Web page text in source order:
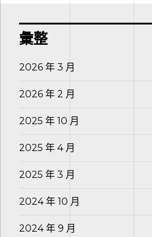
彙整
2026 年 3 月
2026 年 2 月
2025 年 10 月
2025 年 4 月
2025 年 3 月
2024 年 10 月
2024 年 9 月